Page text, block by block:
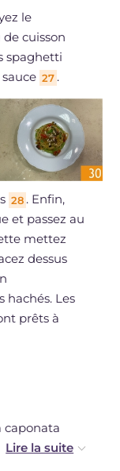
le
cuisson
spaghetti
27 .
28 . Enfin,
et passez au
mettez
dessus
hachés. Les
prêts à
caponata